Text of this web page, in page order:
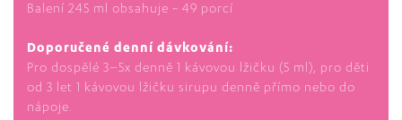
Balení 245 ml obsahuje ~ 49 porcí
Doporučené denní dávkování:
Pro dospělé 3–5x denně 1 kávovou lžičku (5 ml), pro děti
od 3 let 1 kávovou lžičku sirupu denně přímo nebo do
nápoje.